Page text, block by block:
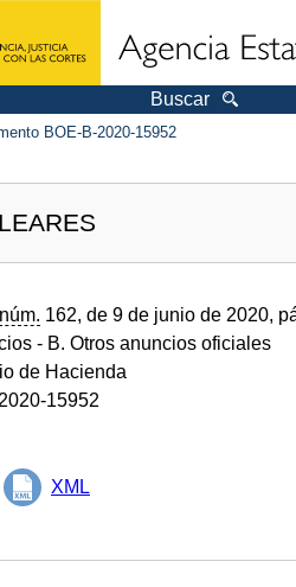
Buscar
BOE-B-2020-15952
núm. 162, de 9 de junio de 2020,
- B. Otros anuncios oficiales
de Hacienda
15952
XML